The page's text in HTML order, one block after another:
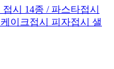
시 14종 / 파스타접시
이크접시 피자접시 샐